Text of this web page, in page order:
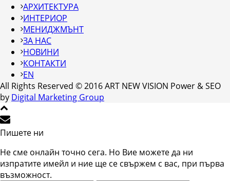
АРХИТЕКТУРА
ИНТЕРИОР
МЕНИДЖМЪНТ
ЗА НАС
НОВИНИ
КОНТАКТИ
EN
All Rights Reserved © 2016 ART NEW VISION Power & SEO
by Digital Marketing Group
Пишете ни
Не сме онлайн точно сега. Но Вие можете да ни
изпратите имейл и ние ще се свържем с вас, при първа
възможност.